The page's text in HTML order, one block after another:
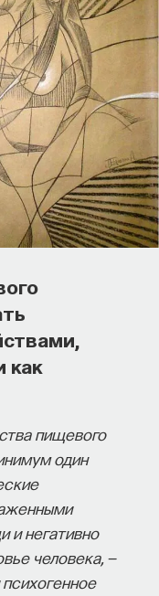
как
пищевого
один
и негативно
человека, —